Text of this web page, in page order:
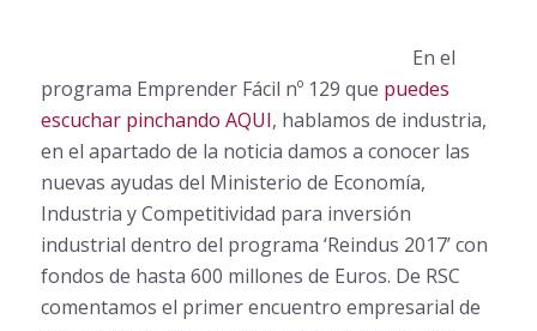
En el
programa Emprender Fácil nº 129 que puedes
escuchar pinchando AQUI, hablamos de industria,
en el apartado de la noticia damos a conocer las
nuevas ayudas del Ministerio de Economía,
Industria y Competitividad para inversión
industrial dentro del programa ‘Reindus 2017’ con
fondos de hasta 600 millones de Euros. De RSC
comentamos el primer encuentro empresarial de